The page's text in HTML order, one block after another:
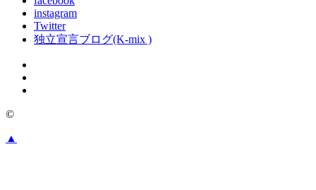
instagram
Twitter
独立宣言ブログ(K-mix )
©
▲